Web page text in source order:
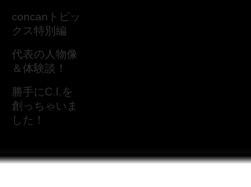
concanトピッ
クス特別編
代表の人物像
＆体験談！
勝手にC.I.を
創っちゃいま
した！